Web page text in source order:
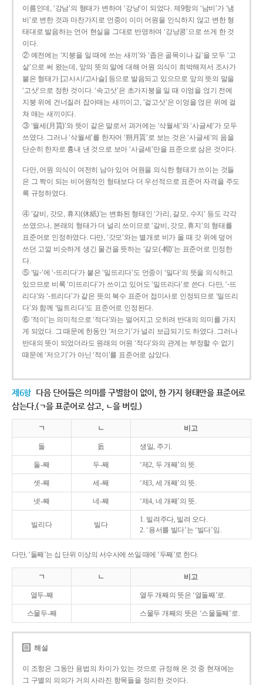
이름인데, ‘강남’의 형태가 변하여 ‘강낭’이 되었다. 제9항의 ‘남비’가 ‘냄
비’로 변한 것과 마찬가지로 언중이 이미 어원을 인식하지 않고 변한 형
태대로 발음하는 언어 현실을 그대로 반영하여 ‘강낭콩’으로 쓰게 한 것
이다.
② 예전에는 ‘지붕을 일 때에 쓰는 새끼’와 ‘좁은 골목이나 길’을 모두 ‘고
샅’으로 써 왔는데, 앞의 뜻의 말에 대해 어원 의식이 희박해져서 조사가
붙은 형태가 [고사시/고사슬] 등으로 발음되고 있으므로 앞의 뜻의 말을
‘고삿’으로 정한 것이다. ‘속고삿’은 초가지붕을 일 때 이엉을 얹기 전에
지붕 위에 건너질러 잡아매는 새끼이고, ‘겉고삿’은 이엉을 얹은 위에 걸
쳐 매는 새끼이다.
③ ‘월세(月貰)’와 뜻이 같은 말로서 과거에는 ‘삭월세’와 ‘사글세’가 모두
쓰였다. 그러나 ‘삭월세’를 한자어 ‘朔月貰’로 보는 것은 ‘사글세’의 음을
단순히 한자로 흉내 낸 것으로 보아 ‘사글세’만을 표준으로 삼은 것이다.
다만, 어원 의식이 여전히 남아 있어 어원을 의식한 형태가 쓰이는 것들
은 그 짝이 되는 비어원적인 형태보다 더 우선적으로 표준어 자격을 주도
록 규정하였다.
④ ‘갈비, 갓모, 휴지(休紙)’는 변화된 형태인 ‘가리, 갈모, 수지’ 등도 각각
쓰였으나, 본래의 형태가 더 널리 쓰이므로 ‘갈비, 갓모, 휴지’의 형태를
표준어로 인정하였다. 다만, ‘갓모’와는 별개로 비가 올 때 갓 위에 덮어
쓰던 고깔 비슷하게 생긴 물건을 뜻하는 ‘갈모(-帽)’는 표준어로 인정한
다.
⑤ ‘밀-’에 ‘-뜨리다’가 붙은 ‘밀뜨리다’도 언중이 ‘밀다’의 뜻을 의식하고
있으므로 비록 ‘미뜨리다’가 쓰이고 있어도 ‘밀뜨리다’로 쓴다. 다만, ‘-뜨
리다’와 ‘-트리다’가 같은 뜻의 복수 표준어 접미사로 인정되므로 ‘밀뜨리
다’와 함께 ‘밀트리다’도 표준어로 인정된다.
⑥ ‘적이’는 의미적으로 ‘적다’와는 멀어지고 오히려 반대의 의미를 가지
게 되었다. 그 때문에 한동안 ‘저으기’가 널리 보급되기도 하였다. 그러나
반대의 뜻이 되었더라도 원래의 어원 ‘적다’와의 관계는 부정할 수 없기
때문에 ‘저으기’가 아닌 ‘적이’를 표준어로 삼았다.
제6항 다음 단어들은 의미를 구별함이 없이, 한 가지 형태만을 표준어로
삼는다.(ㄱ을 표준어로 삼고, ㄴ을 버림.)
ㄱ ㄴ 비고
돌 돐 생일, 주기.
둘-째 두-째 ‘제2, 두 개째’의 뜻.
셋-째 세-째 ‘제3, 세 개째’의 뜻.
넷-째 네-째 ‘제4, 네 개째’의 뜻.
빌리다 빌다
1. 빌려주다, 빌려 오다.
2. ‘용서를 빌다’는 ‘빌다’임.
다만, ‘둘째’는 십 단위 이상의 서수사에 쓰일 때에 ‘두째’로 한다.
ㄱ ㄴ 비고
열두-째 열두 개째의 뜻은 ‘열둘째’로.
스물두-째 스물두 개째의 뜻은 ‘스물둘째’로.
해설
이 조항은 그동안 용법의 차이가 있는 것으로 규정해 온 것 중 현재에는
그 구별의 의의가 거의 사라진 항목들을 정리한 것이다.